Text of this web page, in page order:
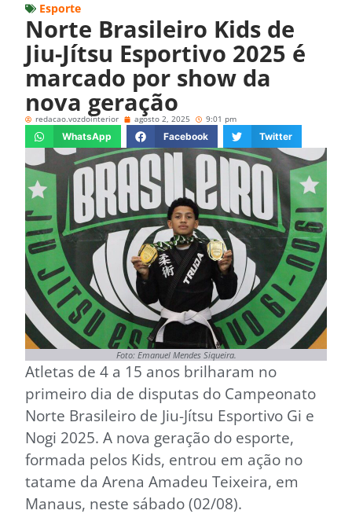
Esporte
Norte Brasileiro Kids de
Jiu-Jítsu Esportivo 2025 é
marcado por show da
nova geração
redacao.vozdointerior agosto 2, 2025 9:01 pm
WhatsApp Facebook Twitter
Foto: Emanuel Mendes Siqueira.
Atletas de 4 a 15 anos brilharam no
primeiro dia de disputas do Campeonato
Norte Brasileiro de Jiu-Jítsu Esportivo Gi e
Nogi 2025. A nova geração do esporte,
formada pelos Kids, entrou em ação no
tatame da Arena Amadeu Teixeira, em
Manaus, neste sábado (02/08).